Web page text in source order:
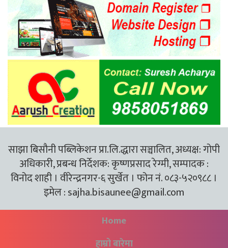
साझा बिसौनी पब्लिकेशन प्रा.लि.द्धारा सञ्चालित, अध्यक्ष: गोपी
अधिकारी, प्रबन्ध निर्देशक: कृष्णप्रसाद रेग्मी, सम्पादक :
विनोद शाही । वीरेन्द्रनगर-६ सुर्खेत । फोन नं. ०८३-५२०९८८ ।
इमेल :sajha.bisaunee@gmail.com
Home
हाम्रो बारेमा